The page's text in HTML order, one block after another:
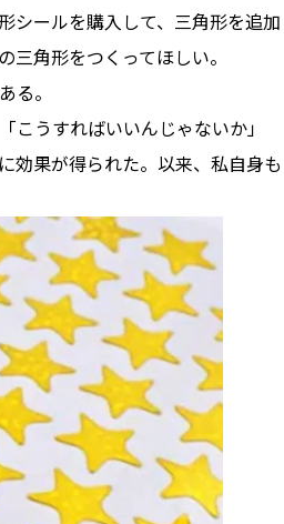
シールを購入して、三角形を追加
角形をつくってほしい。
る。
うすればいいんじゃないか」
効果が得られた。以来、私自身も